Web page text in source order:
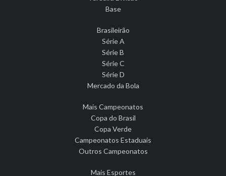
Base
Brasileirão
Série A
Série B
Série C
Série D
Mercado da Bola
Mais Campeonatos
Copa do Brasil
Copa Verde
Campeonatos Estaduais
Outros Campeonatos
Mais Esportes